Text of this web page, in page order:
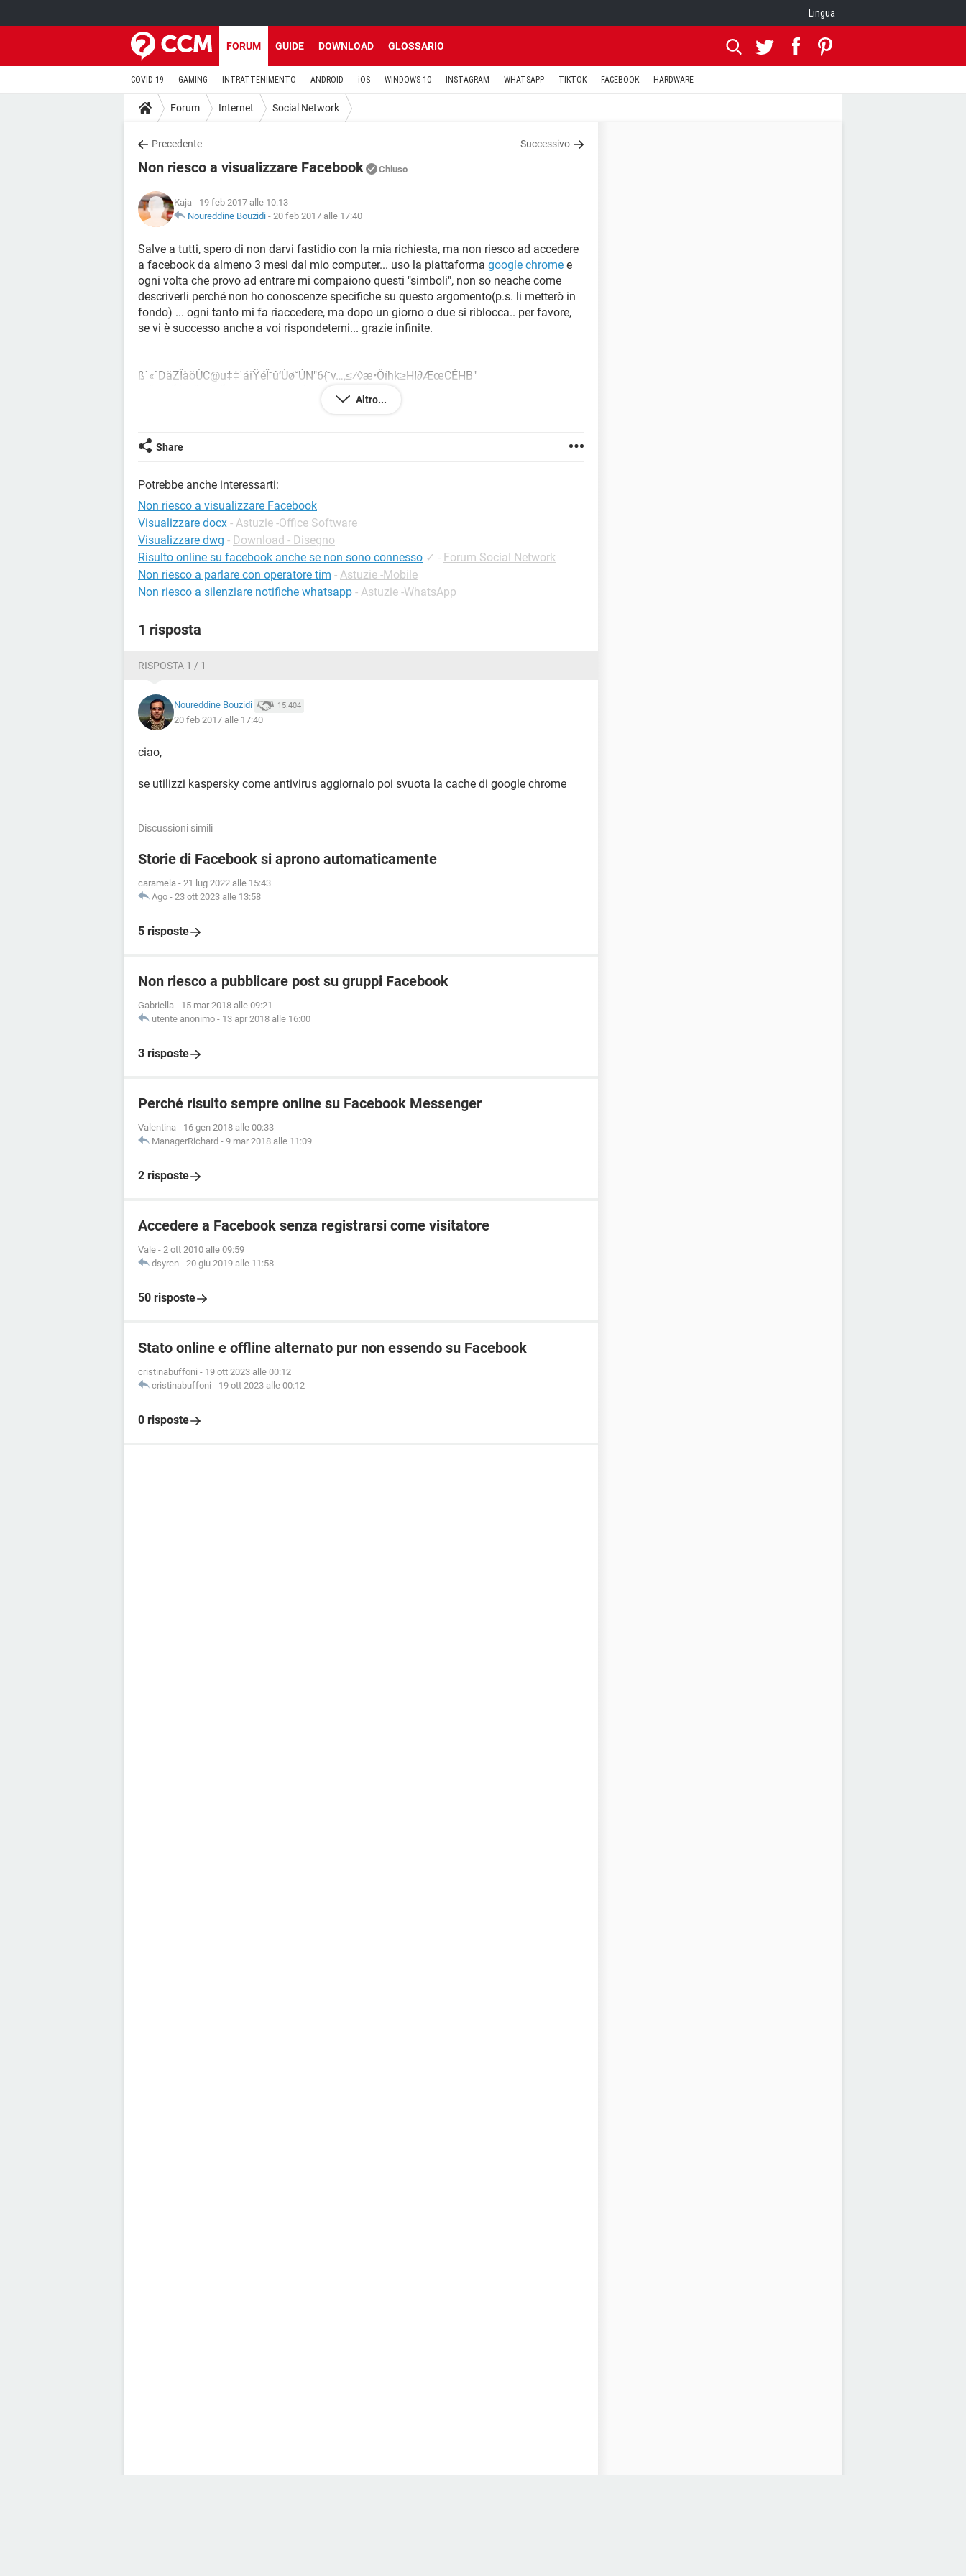
Lingua
FORUM GUIDE DOWNLOAD GLOSSARIO
COVID-19 GAMING INTRATTENIMENTO ANDROID iOS WINDOWS 10 INSTAGRAM WHATSAPP TIKTOK FACEBOOK HARDWARE
Forum Internet Social Network
Precedente Successivo
Non riesco a visualizzare Facebook Chiuso
Kaja - 19 feb 2017 alle 10:13
Noureddine Bouzidi - 20 feb 2017 alle 17:40
Salve a tutti, spero di non darvi fastidio con la mia richiesta, ma non riesco ad accedere
a facebook da almeno 3 mesi dal mio computer... uso la piattaforma google chrome e
ogni volta che provo ad entrare mi compaiono questi "simboli", non so neache come
descriverli perché non ho conoscenze specifiche su questo argomento(p.s. li metterò in
fondo) ... ogni tanto mi fa riaccedere, ma dopo un giorno o due si riblocca.. per favore,
se vi è successo anche a voi rispondetemi... grazie infinite.
ß`«`DäZÎàöÙC@u‡‡˙áiŸéÎ˘û‘ÙøˇÚN"6{˘v…‚≤⁄◊æ•Öíhk≥HI∂ÆœCÉHB"
Ê˛Yπªëj"0Â‹·‹È+≈HA‰ÔŸˇˇR˘îJ“∫J’:.u‘ÉR√?“/ê∫]RiH3Dö1Bf«NrÊ,p¥
È◊^$ü*6Ñ2Ö"‰2lfZuèõ˜ÅÚÑ!¥™…R1êÒj∑8∆
Altro...
Share
Potrebbe anche interessarti:
Non riesco a visualizzare Facebook
Visualizzare docx - Astuzie -Office Software
Visualizzare dwg - Download - Disegno
Risulto online su facebook anche se non sono connesso ✓ - Forum Social Network
Non riesco a parlare con operatore tim - Astuzie -Mobile
Non riesco a silenziare notifiche whatsapp - Astuzie -WhatsApp
1 risposta
RISPOSTA 1 / 1
Noureddine Bouzidi 15.404
20 feb 2017 alle 17:40
ciao,
se utilizzi kaspersky come antivirus aggiornalo poi svuota la cache di google chrome
Discussioni simili
Storie di Facebook si aprono automaticamente
caramela - 21 lug 2022 alle 15:43
Ago - 23 ott 2023 alle 13:58
5 risposte
Non riesco a pubblicare post su gruppi Facebook
Gabriella - 15 mar 2018 alle 09:21
utente anonimo - 13 apr 2018 alle 16:00
3 risposte
Perché risulto sempre online su Facebook Messenger
Valentina - 16 gen 2018 alle 00:33
ManagerRichard - 9 mar 2018 alle 11:09
2 risposte
Accedere a Facebook senza registrarsi come visitatore
Vale - 2 ott 2010 alle 09:59
dsyren - 20 giu 2019 alle 11:58
50 risposte
Stato online e offline alternato pur non essendo su Facebook
cristinabuffoni - 19 ott 2023 alle 00:12
cristinabuffoni - 19 ott 2023 alle 00:12
0 risposte